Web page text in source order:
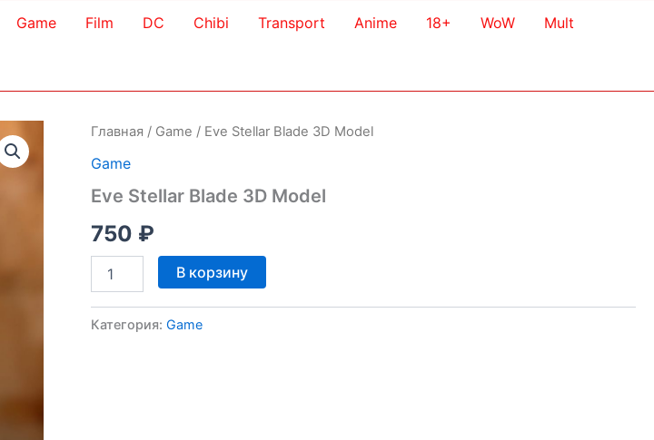
Game Film DC Chibi Transport Anime 18+ WoW Mult
Главная / Game / Eve Stellar Blade 3D Model
Game
Eve Stellar Blade 3D Model
750 ₽
Количество
товара
Stellar
В корзину
Категория:Game